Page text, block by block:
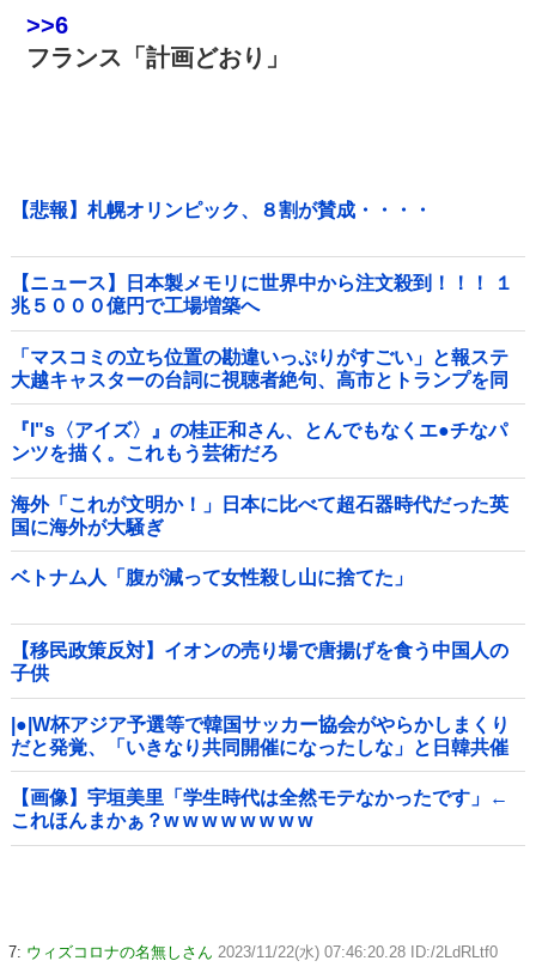
>>6
フランス「計画どおり」
【悲報】札幌オリンピック、８割が賛成・・・・
【ニュース】日本製メモリに世界中から注文殺到！！！ １
兆５０００億円で工場増築へ
「マスコミの立ち位置の勘違いっぷりがすごい」と報ステ
大越キャスターの台詞に視聴者絶句、高市とトランプを同
列視させようという思惑がひしひしと他
『I"s〈アイズ〉』の桂正和さん、とんでもなくエ●チなパ
ンツを描く。これもう芸術だろ
海外「これが文明か！」日本に比べて超石器時代だった英
国に海外が大騒ぎ
ベトナム人「腹が減って女性殺し山に捨てた」
【移民政策反対】イオンの売り場で唐揚げを食う中国人の
子供
|●|W杯アジア予選等で韓国サッカー協会がやらかしまくり
だと発覚、「いきなり共同開催になったしな」と日韓共催
の件に言及する声も……
【画像】宇垣美里「学生時代は全然モテなかったです」←
これほんまかぁ？w w w w w w w w
7: ウィズコロナの名無しさん 2023/11/22(水) 07:46:20.28 ID:/2LdRLtf0